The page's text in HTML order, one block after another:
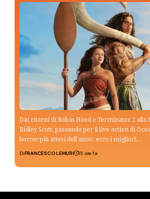
Dai ritorni di Robin Hood e Terminator 2 alla
Ridley Scott, passando per il live action di
horror più attesi dell’anno: ecco i migliori…
DiFRANCESCO LEMURI 15 ore fa